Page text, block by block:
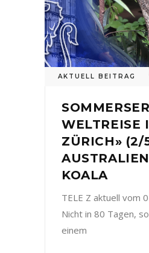
AKTUELL BEITRAG
WELTREISE
ZÜRICH» (2/
KOALA
TELE Z aktuell vom
Nicht in 80 Tagen,
einem